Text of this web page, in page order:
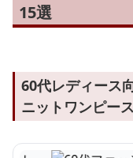
15選
60代レディース
ニットワンピース